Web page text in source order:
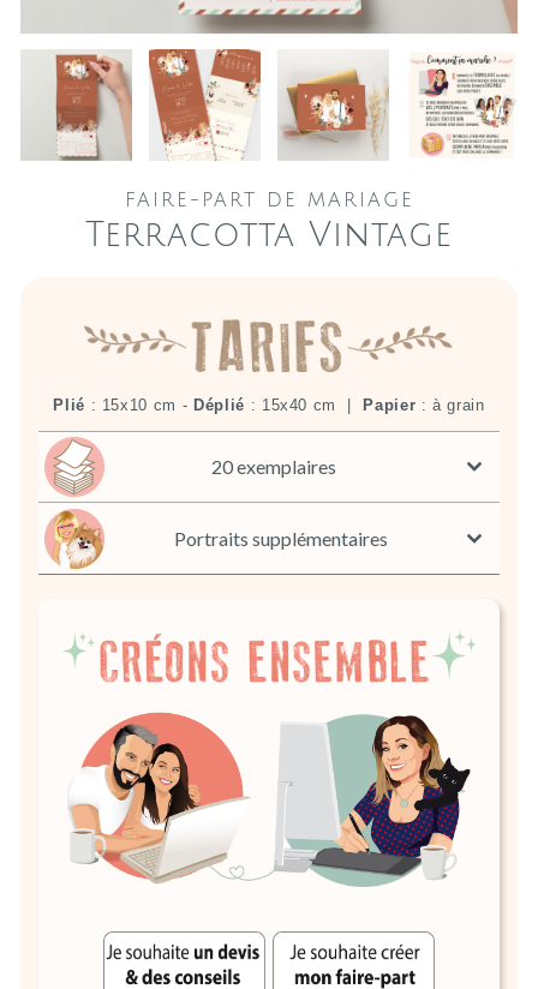
FAIRE-PART DE MARIAGE
Terracotta Vintage
Plié : 15x10 cm - Déplié : 15x40 cm | Papier : à grain
20 exemplaires
Portraits supplémentaires